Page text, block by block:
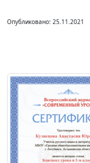
Опубликовано: 25.11.2021